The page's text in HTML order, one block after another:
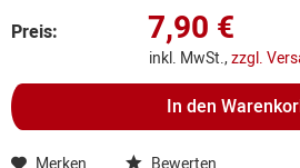
Preis: 7,90 €
inkl. MwSt.,zzgl.
In den